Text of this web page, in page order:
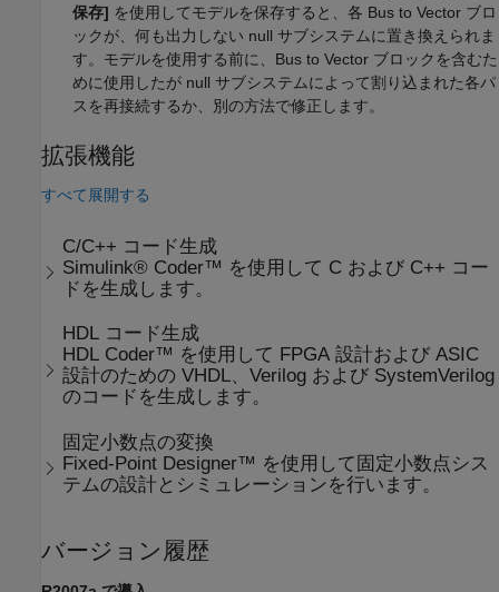
保存] を使用してモデルを保存すると、各 Bus to Vector ブロ
ックが、何も出力しない null サブシステムに置き換えられま
す。モデルを使用する前に、 Bus to Vector ブロックを含むた
めに使用したが null サブシステムによって割り込まれた各パ
スを再接続するか、別の方法で修正します。
拡張機能
すべて展開する
C/C++ コード生成
Simulink® Coder™ を使用して C および C++ コー
ドを生成します。
HDL コード生成
HDL Coder™ を使用して FPGA 設計および ASIC
設計のための VHDL、Verilog および SystemVerilog
のコードを生成します。
固定小数点の変換
Fixed-Point Designer™ を使用して固定小数点シス
テムの設計とシミュレーションを行います。
バージョン履歴